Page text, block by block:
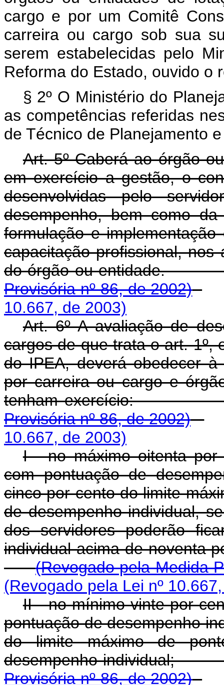
cargo e por um Comitê
carreira ou cargo sob sua
serem estabelecidas pelo
Reforma do Estado, ouvido o
§ 2º O Ministério do
as competências referidas
de Técnico de Planejamento
Art. 5º Caberá ao órgão
em exercício a gestão, o
desenvolvidas pelo
desempenho, bem como
formulação e
capacitação profissional, nos
do órgão ou
Provisória nº 86, de 2002)
10.667, de 2003)
Art. 6º A avaliação de
cargos de que trata o art. 1º,
do IPEA, deverá obedecer
por carreira ou cargo e
tenham
Provisória nº 86, de 2002)
10.667, de 2003)
I - no máximo oitenta por
com pontuação de
cinco por cento do limite
de desempenho individual,
dos servidores poderão
individual acima de
(Revogado pela Medida
(Revogado pela Lei nº
II - no mínimo vinte por
pontuação de desempenho
do limite máximo de
desempenho
Provisória nº 86, de 2002)